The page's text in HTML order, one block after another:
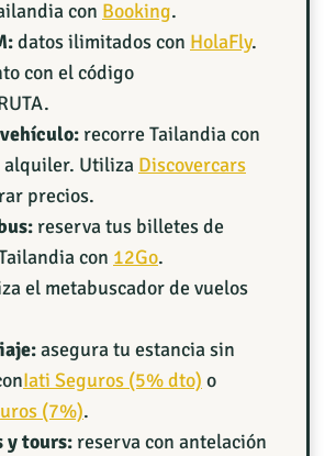
con Booking.
datos ilimitados con HolaFly.
con el código
recorre Tailandia con
alquiler. Utiliza Discovercars
precios.
reserva tus billetes de
con 12Go.
el metabuscador de vuelos
asegura tu estancia sin
Iati Seguros (5% dto) o
(7%).
y tours: reserva con antelación